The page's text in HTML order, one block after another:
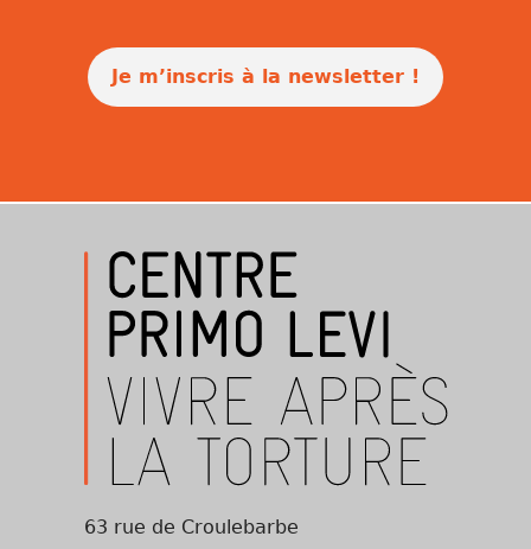
Je m’inscris à la newsletter !
63 rue de Croulebarbe